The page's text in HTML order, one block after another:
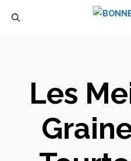
Les